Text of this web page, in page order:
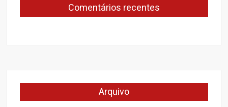
Comentários recentes
Arquivo